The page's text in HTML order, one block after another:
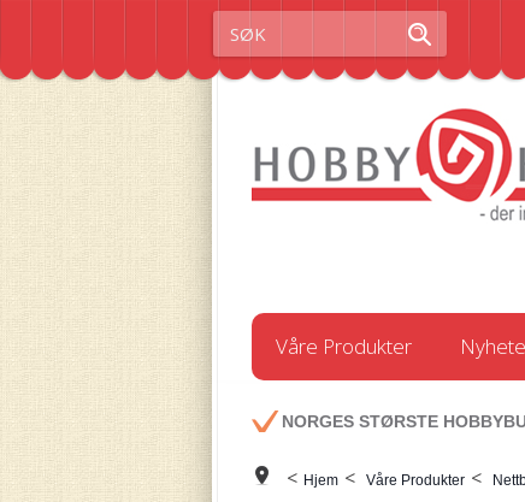
Våre Produkter
NORGES STØRSTE
< Hjem < Våre Produkter <